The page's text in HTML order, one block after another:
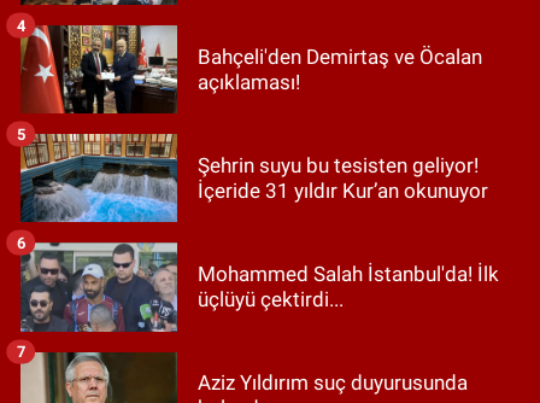
Bahçeli'den Demirtaş ve Öcalan
açıklaması!
4
Şehrin suyu bu tesisten geliyor!
İçeride 31 yıldır Kur’an okunuyor
5
Mohammed Salah İstanbul'da! İlk
üçlüyü çektirdi...
6
Aziz Yıldırım suç duyurusunda
7